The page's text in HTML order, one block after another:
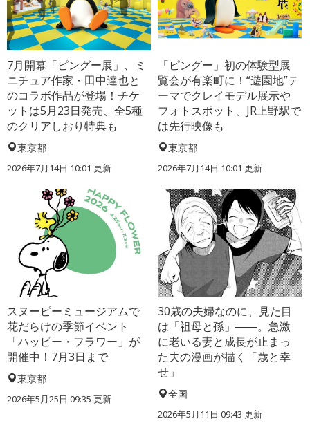
7月開幕「ピングー展」、ミ
ニチュア作家・田中達也と
のコラボ作品が登場！チケ
ットは5月23日発売、全5種
のクリアしおり特典も
東京都
2026年7月14日 10:01 更新
「ピングー」初の体験型展
覧会が有楽町に！“遊園地”テ
ーマでクレイモデル展示や
フォトスポット、JR上野駅で
は先行映像も
東京都
2026年7月14日 10:01 更新
スヌーピーミュージアムで
花だらけの季節イベント
「ハッピー・フラワー」が
開催中！7月3日まで
東京都
2026年5月25日 09:35 更新
30歳の夫婦なのに、見た目
は「祖母と孫」――。急激
に老いる妻と成長が止まっ
た夫の漫画が描く「歳と幸
せ」
全国
2026年5月11日 09:43 更新